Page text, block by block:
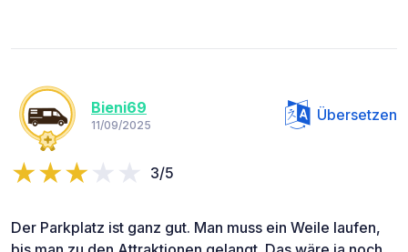
Bieni69
11/09/2025
Übersetzen
3/5
Der Parkplatz ist ganz gut. Man muss ein Weile laufen,